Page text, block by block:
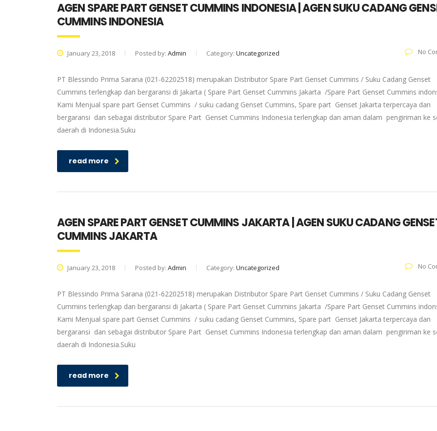
AGEN SPARE PART GENSET CUMMINS INDONESIA | AGEN SUKU CADANG
CUMMINS INDONESIA
January 23, 2018 Posted by: Admin Category: Uncategorized No
PT Blessindo Prima Sarana (021-62202518) merupakan Distributor Spare Part Genset Cummins / Suku Cadang Genset
Cummins terlengkap dan bergaransi di Jakarta ( Spare Part Genset Cummins Jakarta /Spare Part Genset Cummins
Kami Menjual spare part Genset Cummins / suku cadang Genset Cummins, Spare part Genset Jakarta terpercaya dan
bergaransi dan sebagai distributor Spare Part Genset Cummins Indonesia terlengkap dan aman dalam pengiriman ke
daerah di Indonesia.Suku
read more
AGEN SPARE PART GENSET CUMMINS JAKARTA | AGEN SUKU CADANG
CUMMINS JAKARTA
January 23, 2018 Posted by: Admin Category: Uncategorized No
PT Blessindo Prima Sarana (021-62202518) merupakan Distributor Spare Part Genset Cummins / Suku Cadang Genset
Cummins terlengkap dan bergaransi di Jakarta ( Spare Part Genset Cummins Jakarta /Spare Part Genset Cummins
Kami Menjual spare part Genset Cummins / suku cadang Genset Cummins, Spare part Genset Jakarta terpercaya dan
bergaransi dan sebagai distributor Spare Part Genset Cummins Indonesia terlengkap dan aman dalam pengiriman ke
daerah di Indonesia.Suku
read more